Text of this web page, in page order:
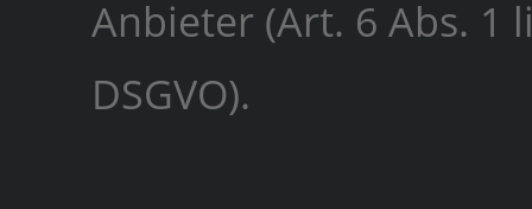
Anbieter (Art. 6 Abs. 1
DSGVO).